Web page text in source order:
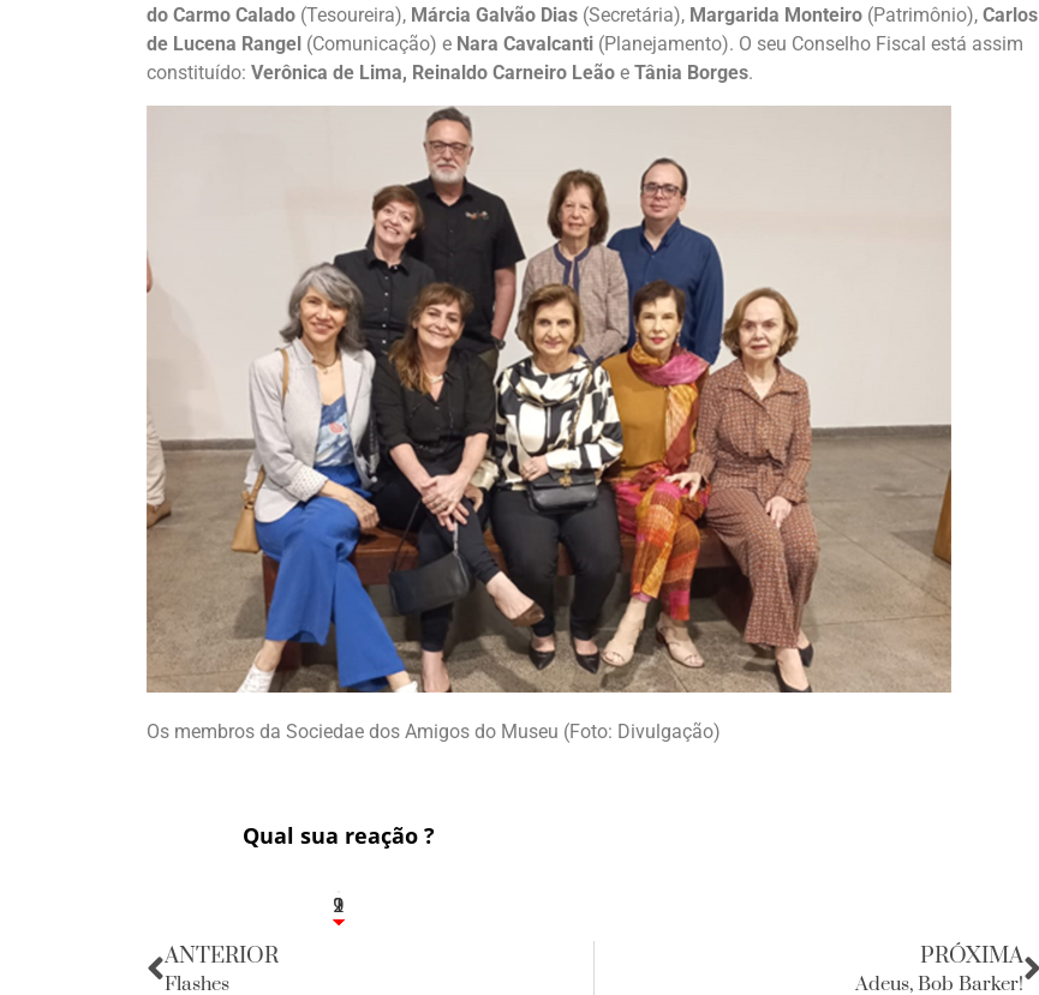
do Carmo Calado (Tesoureira), Márcia Galvão Dias (Secretária), Margarida Monteiro (Patrimônio), Carlos
de Lucena Rangel (Comunicação) e Nara Cavalcanti (Planejamento). O seu Conselho Fiscal está assim
constituído: Verônica de Lima, Reinaldo Carneiro Leão e Tânia Borges.
Os membros da Sociedae dos Amigos do Museu (Foto: Divulgação)
Qual sua reação ?
1
2
9
ANTERIOR
Flashes
PRÓXIMA
Adeus, Bob Barker!